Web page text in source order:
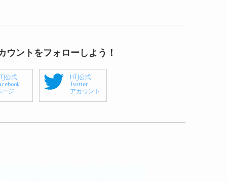
ウントをフォローしよう！
公式
ージ
HTJ公式
Twitter
アカウント